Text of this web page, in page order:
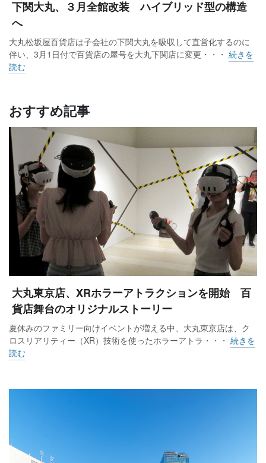
下関大丸、３月全館改装 ハイブリッド型の構造
へ
大丸松坂屋百貨店は子会社の下関大丸を吸収して直営化するのに
伴い、3月1日付で百貨店の屋号を大丸下関店に変更・・・ 続きを
読む
おすすめ記事
大丸東京店、XRホラーアトラクションを開始 百
貨店舞台のオリジナルストーリー
夏休みのファミリー向けイベントが増える中、大丸東京店は、ク
ロスリアリティー（XR）技術を使ったホラーアトラ・・・ 続きを
読む